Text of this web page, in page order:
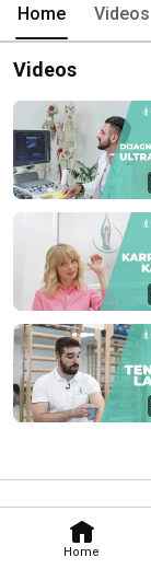
Home
Home Videos
Videos